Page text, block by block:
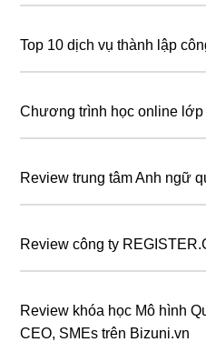
Top 10 dịch vụ thành lập
Chương trình học online lớp
Review trung tâm Anh ngữ
Review công ty
Review khóa học Mô hình
CEO, SMEs trên Bizuni.vn